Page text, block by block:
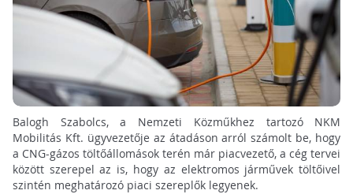
Balogh Szabolcs, a Nemzeti Közműkhez tartozó NKM
Mobilitás Kft. ügyvezetője az átadáson arról számolt be, hogy
a CNG-gázos töltőállomások terén már piacvezető, a cég tervei
között szerepel az is, hogy az elektromos járművek töltőivel
szintén meghatározó piaci szereplők legyenek.